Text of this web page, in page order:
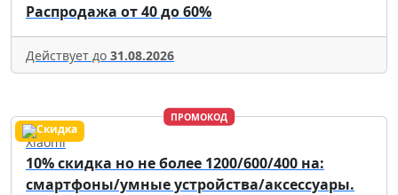
Распродажа от 40 до 60%
Действует до 31.08.2026
ПРОМОКОД
Xiaomi
10% скидка но не более 1200/600/400 на:
смартфоны/умные устройства/аксессуары.